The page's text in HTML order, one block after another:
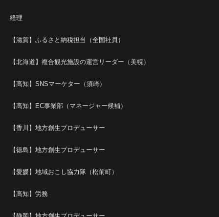
経理
【滋賀】ふるさと納税担当（全国社員）
【北海道】複合観光施設の運営リーダー（美幌）
【高知】SNSマーケター（須崎）
【高知】EC事業部（マネージャー候補）
【香川】地方創生プロデューサー
【徳島】地方創生プロデューサー
【愛媛】地域おこし協力隊（松前町）
【高知】労務